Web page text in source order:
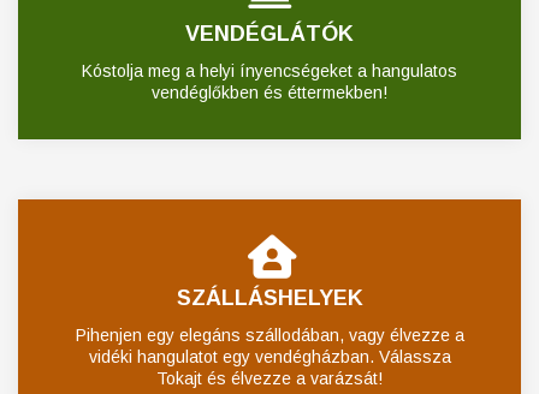
VENDÉGLÁTÓK
Kóstolja meg a helyi ínyencségeket a hangulatos
vendéglőkben és éttermekben!
SZÁLLÁSHELYEK
Pihenjen egy elegáns szállodában, vagy élvezze a
vidéki hangulatot egy vendégházban. Válassza
Tokajt és élvezze a varázsát!